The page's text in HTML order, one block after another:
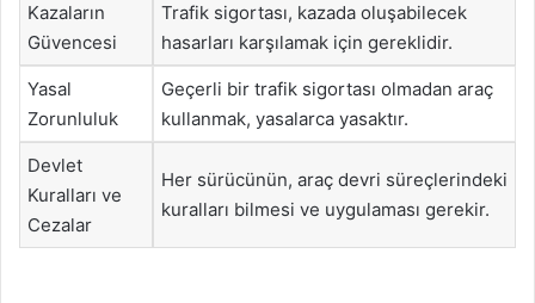
Kazaların
Güvencesi
Trafik sigortası, kazada oluşabilecek
hasarları karşılamak için gereklidir.
Yasal
Zorunluluk
Geçerli bir trafik sigortası olmadan araç
kullanmak, yasalarca yasaktır.
Devlet
Kuralları ve
Cezalar
Her sürücünün, araç devri süreçlerindeki
kuralları bilmesi ve uygulaması gerekir.